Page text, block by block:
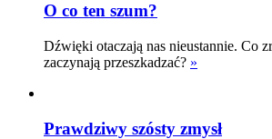
O co ten szum?
Dźwięki otaczają nas nieustannie. Co
zaczynają przeszkadzać? »
Prawdziwy szósty zmysł